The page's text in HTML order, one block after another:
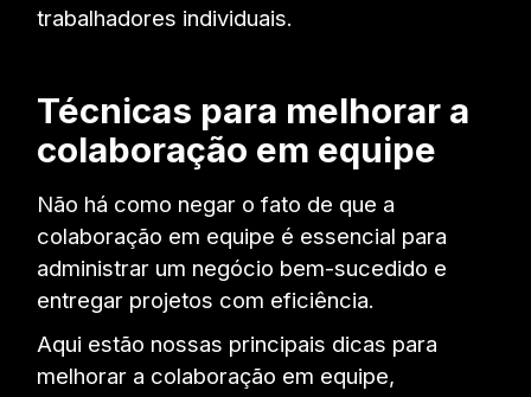
trabalhadores individuais.
Técnicas para melhorar a
colaboração em equipe
Não há como negar o fato de que a
colaboração em equipe é essencial para
administrar um negócio bem-sucedido e
entregar projetos com eficiência.
Aqui estão nossas principais dicas para
melhorar a colaboração em equipe,